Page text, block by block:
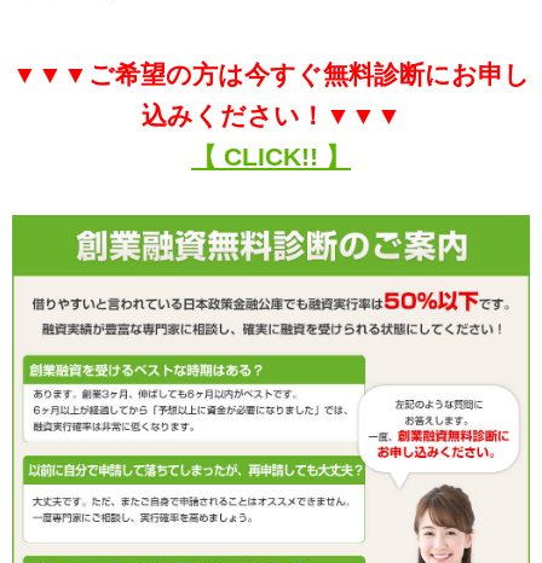
▼▼▼ご希望の方は今すぐ無料診断にお申し
込みください！▼▼▼
【 CLICK!! 】